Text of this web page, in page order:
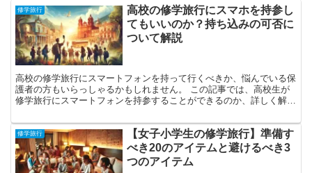
修学旅行
高校の修学旅行にスマホを持参し
てもいいのか？持ち込みの可否に
ついて解説
高校の修学旅行にスマートフォンを持って行くべきか、悩んでいる保
護者の方もいらっしゃるかもしれません。 この記事では、高校生が
修学旅行にスマートフォンを持参することができるのか、詳しく解説
修学旅行
【女子小学生の修学旅行】準備す
べき20のアイテムと避けるべき3
つのアイテム